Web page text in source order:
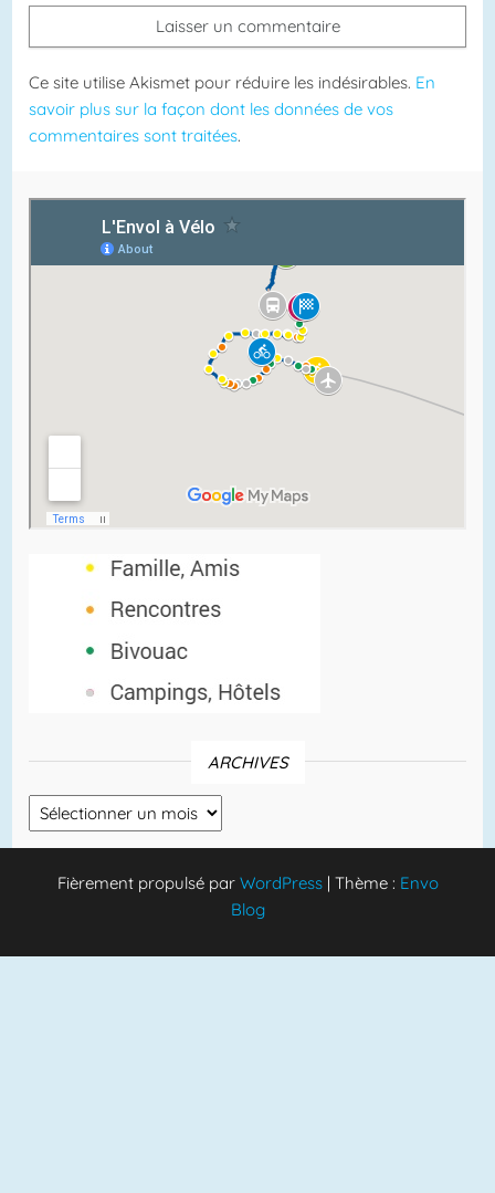
Ce site utilise Akismet pour réduire les indésirables. En
savoir plus sur la façon dont les données de vos
commentaires sont traitées.
ARCHIVES
Archives
Fièrement propulsé par WordPress | Thème : Envo
Blog